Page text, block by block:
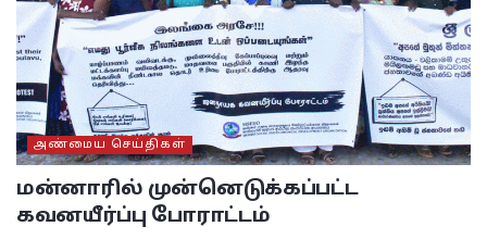
அண்மைய செய்திகள்
மன்னாரில் முன்னெடுக்கப்பட்ட
கவனயீர்ப்பு போராட்டம்